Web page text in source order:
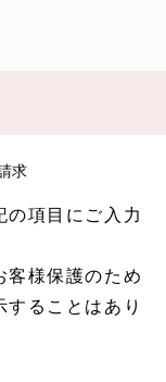
求
の項目にご入力
客様保護のため
ることはあり